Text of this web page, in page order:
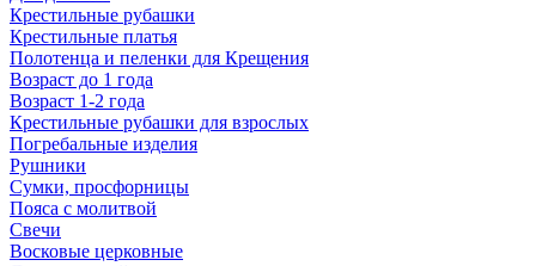
Крестильные рубашки
Крестильные платья
Полотенца и пеленки для Крещения
Возраст до 1 года
Возраст 1-2 года
Крестильные рубашки для взрослых
Погребальные изделия
Рушники
Сумки, просфорницы
Пояса с молитвой
Свечи
Восковые церковные